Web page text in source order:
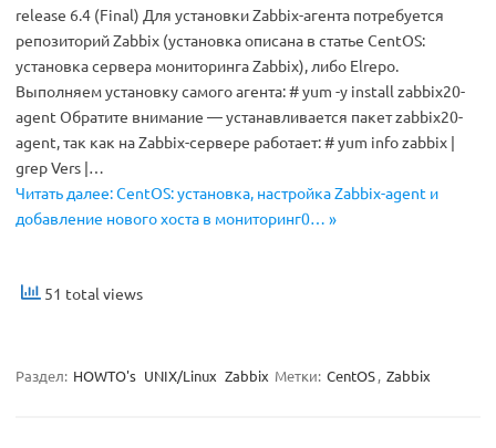
release 6.4 (Final) Для установки Zabbix-агента потребуется
репозиторий Zabbix (установка описана в статье CentOS:
установка сервера мониторинга Zabbix), либо Elrepo.
Выполняем установку самого агента: # yum -y install zabbix20-
agent Обратите внимание — устанавливается пакет zabbix20-
agent, так как на Zabbix-сервере работает: # yum info zabbix |
grep Vers |…
Читать далее: CentOS: установка, настройка Zabbix-agent и
добавление нового хоста в мониторинг0… »
51 total views
Раздел: HOWTO's UNIX/Linux Zabbix Метки: CentOS, Zabbix